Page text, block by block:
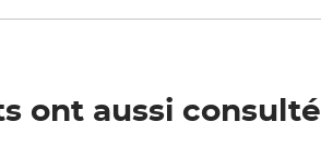
ont aussi consulté